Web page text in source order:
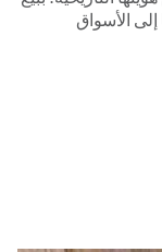
إلى الأسواق